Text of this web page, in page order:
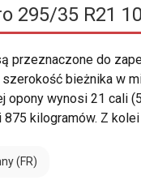
295/35 R21
przeznaczone do
bieżnika w
opony wynosi 21 cali
kilogramów. Z
(FR)